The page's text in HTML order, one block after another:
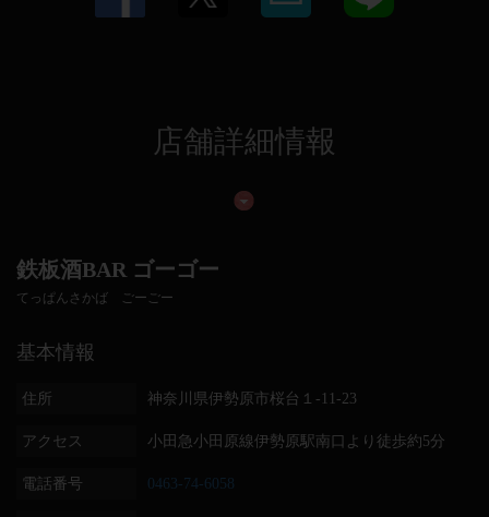
店舗詳細情報
鉄板酒BAR ゴーゴー
てっぱんさかば ごーごー
基本情報
住所 神奈川県伊勢原市桜台１-11-23
アクセス 小田急小田原線伊勢原駅南口より徒歩約5分
電話番号 0463-74-6058